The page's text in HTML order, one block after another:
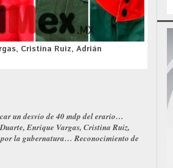
Cristina Ruiz, Adrián
un desvío de 40 mdp del erario…
Enrique Vargas, Cristina Ruiz,
por la gubernatura… Reconocimiento de